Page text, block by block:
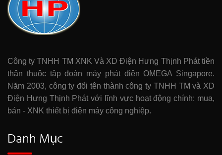
Công ty TNHH TM XNK Và XD Điện Hưng Thịnh Phát tiền
thân thuộc tập đoàn máy phát điện OMEGA Singapore.
Năm 2003, công ty đổi tên thành công ty TNHH TM và XD
Điện Hưng Thịnh Phát với lĩnh vực hoạt động chính: mua,
bán - XNK thiết bị điện máy công nghiệp.
Danh Mục